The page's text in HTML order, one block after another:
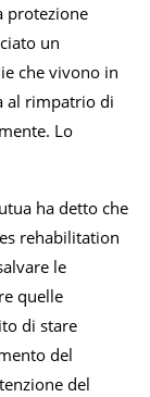
protezione
un
che vivono in
al rimpatrio di
Lo
ha detto che
rehabilitation
le
quelle
di stare
del
del